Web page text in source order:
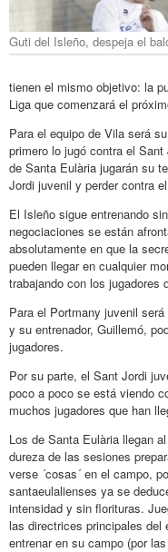
Guti del Isleño, despeja el
tienen el mismo objetivo: la
Liga que comenzará el
Para el equipo de Vila será
primero lo jugó contra el
de Santa Eulària jugarán su
Jordi juvenil y perder contra
El Isleño sigue entrenando
negociaciones se están
absolutamente en que la
pueden llegar en cualquier
trabajando con los jugadores
Para el Portmany juvenil será
y su entrenador, Guillemó,
jugadores.
Por su parte, el Sant Jordi
poco a poco se está viendo
muchos jugadores que han
Los de Santa Eulària llegan
dureza de las sesiones
verse ´cosas´ en el campo,
santaeulalienses ya se
intensidad y sin florituras.
las directrices principales del
entrenar en su campo (por